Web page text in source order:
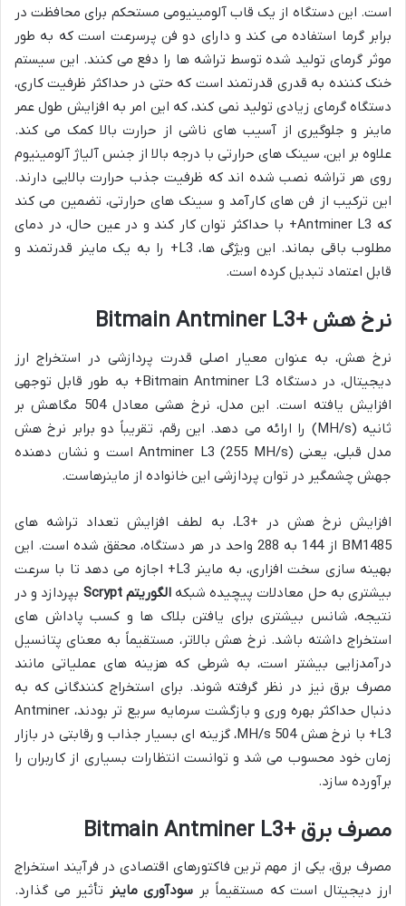
است. این دستگاه از یک قاب آلومینیومی مستحکم برای محافظت در
برابر گرما استفاده می کند و دارای دو فن پرسرعت است که به طور
موثر گرمای تولید شده توسط تراشه ها را دفع می کنند. این سیستم
خنک کننده به قدری قدرتمند است که حتی در حداکثر ظرفیت کاری،
دستگاه گرمای زیادی تولید نمی کند، که این امر به افزایش طول عمر
ماینر و جلوگیری از آسیب های ناشی از حرارت بالا کمک می کند.
علاوه بر این، سینک های حرارتی با درجه بالا از جنس آلیاژ آلومینیوم
روی هر تراشه نصب شده اند که ظرفیت جذب حرارت بالایی دارند.
این ترکیب از فن های کارآمد و سینک های حرارتی، تضمین می کند
که Antminer L3+ با حداکثر توان کار کند و در عین حال، در دمای
مطلوب باقی بماند. این ویژگی ها، L3+ را به یک ماینر قدرتمند و
قابل اعتماد تبدیل کرده است.
نرخ هش +Bitmain Antminer L3
نرخ هش، به عنوان معیار اصلی قدرت پردازشی در استخراج ارز
دیجیتال، در دستگاه Bitmain Antminer L3+ به طور قابل توجهی
افزایش یافته است. این مدل، نرخ هشی معادل 504 مگاهش بر
ثانیه (MH/s) را ارائه می دهد. این رقم، تقریباً دو برابر نرخ هش
مدل قبلی، یعنی Antminer L3 (255 MH/s) است و نشان دهنده
جهش چشمگیر در توان پردازشی این خانواده از ماینرهاست.
افزایش نرخ هش در +L3، به لطف افزایش تعداد تراشه های
BM1485 از 144 به 288 واحد در هر دستگاه، محقق شده است. این
بهینه سازی سخت افزاری، به ماینر L3+ اجازه می دهد تا با سرعت
بیشتری به حل معادلات پیچیده شبکهالگوریتم Scrypt
بپردازد و در
نتیجه، شانس بیشتری برای یافتن بلاک ها و کسب پاداش های
استخراج داشته باشد. نرخ هش بالاتر، مستقیماً به معنای پتانسیل
درآمدزایی بیشتر است، به شرطی که هزینه های عملیاتی مانند
مصرف برق نیز در نظر گرفته شوند. برای استخراج کنندگانی که به
دنبال حداکثر بهره وری و بازگشت سرمایه سریع تر بودند، Antminer
L3+ با نرخ هش 504 MH/s، گزینه ای بسیار جذاب و رقابتی در بازار
زمان خود محسوب می شد و توانست انتظارات بسیاری از کاربران را
برآورده سازد.
مصرف برق +Bitmain Antminer L3
مصرف برق، یکی از مهم ترین فاکتورهای اقتصادی در فرآیند استخراج
ارز دیجیتال است که مستقیماً بر سودآوری ماینر تأثیر می گذارد.